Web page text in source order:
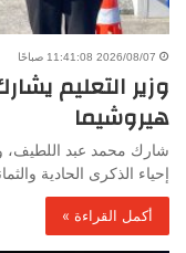
2026/08/07 11:41:08 صباحًا
هيروشيما
شارك محمد عبد اللطيف،
إحياء الذكرى الحادية
أكمل القراءة »